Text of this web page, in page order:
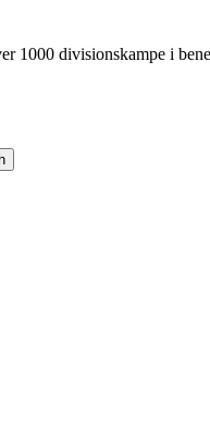
1000 divisionskampe i